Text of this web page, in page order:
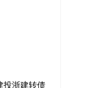
投浙建转债